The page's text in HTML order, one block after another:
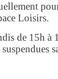
Loisirs.
de 15h à